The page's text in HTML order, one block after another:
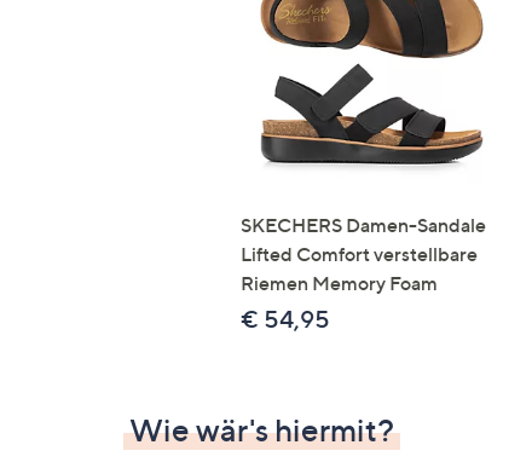
SKECHERS Damen-Sandale
Lifted Comfort verstellbare
Riemen Memory Foam
€ 54,95
Wie wär's hiermit?